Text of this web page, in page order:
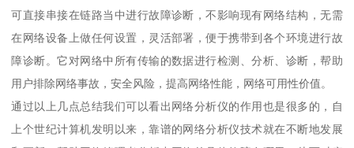
可直接串接在链路当中进行故障诊断，不影响现有网络结构，无需
在网络设备上做任何设置，灵活部署，便于携带到各个环境进行故
障诊断。它对网络中所有传输的数据进行检测、分析、诊断，帮助
用户排除网络事故，安全风险，提高网络性能，网络可用性价值。
通过以上几点总结我们可以看出网络分析仪的作用也是很多的，自
上个世纪计算机发明以来，靠谱的网络分析仪技术就在不断地发展